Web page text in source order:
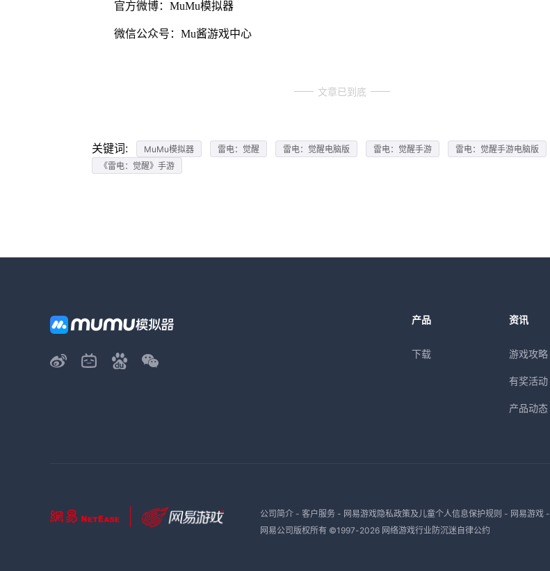
官方微博：MuMu模拟器
微信公众号：Mu酱游戏中心
文章已到底
关键词: MuMu模拟器 雷电：觉醒 雷电：觉醒电脑版 雷电：觉醒手游
雷电：觉醒手游电脑版
《雷电：觉醒》手游
产品
下载
资讯
游戏攻略
有奖活动
产品动态
公司简介- 客户服务- 网易游戏隐私政策及儿童个人信息保护规则 - 网易游戏-
网易公司版权所有 ©1997-2026 网络游戏行业防沉迷自律公约